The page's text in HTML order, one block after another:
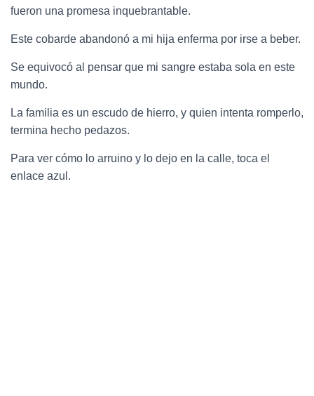
fueron una promesa inquebrantable.
Este cobarde abandonó a mi hija enferma por irse a beber.
Se equivocó al pensar que mi sangre estaba sola en este
mundo.
La familia es un escudo de hierro, y quien intenta romperlo,
termina hecho pedazos.
Para ver cómo lo arruino y lo dejo en la calle, toca el
enlace azul.